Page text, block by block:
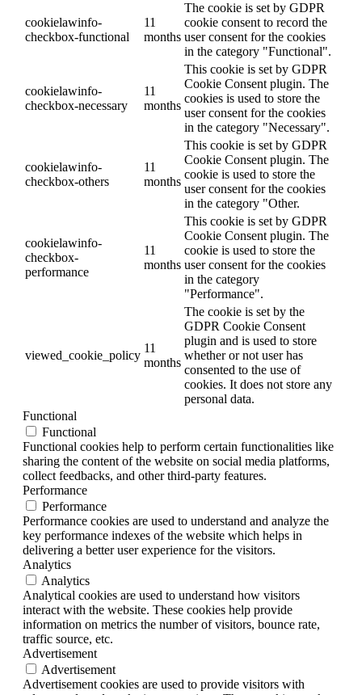
cookielawinfo-
checkbox-functional
11
months
The cookie is set by GDPR
cookie consent to record the
user consent for the cookies
in the category "Functional".
cookielawinfo-
checkbox-necessary
11
months
This cookie is set by GDPR
Cookie Consent plugin. The
cookies is used to store the
user consent for the cookies
in the category "Necessary".
cookielawinfo-
checkbox-others
11
months
This cookie is set by GDPR
Cookie Consent plugin. The
cookie is used to store the
user consent for the cookies
in the category "Other.
cookielawinfo-
checkbox-
performance
11
months
This cookie is set by GDPR
Cookie Consent plugin. The
cookie is used to store the
user consent for the cookies
in the category
"Performance".
viewed_cookie_policy
11
months
The cookie is set by the
GDPR Cookie Consent
plugin and is used to store
whether or not user has
consented to the use of
cookies. It does not store any
personal data.
Functional
Functional
Functional cookies help to perform certain functionalities like
sharing the content of the website on social media platforms,
collect feedbacks, and other third-party features.
Performance
Performance
Performance cookies are used to understand and analyze the
key performance indexes of the website which helps in
delivering a better user experience for the visitors.
Analytics
Analytics
Analytical cookies are used to understand how visitors
interact with the website. These cookies help provide
information on metrics the number of visitors, bounce rate,
traffic source, etc.
Advertisement
Advertisement
Advertisement cookies are used to provide visitors with